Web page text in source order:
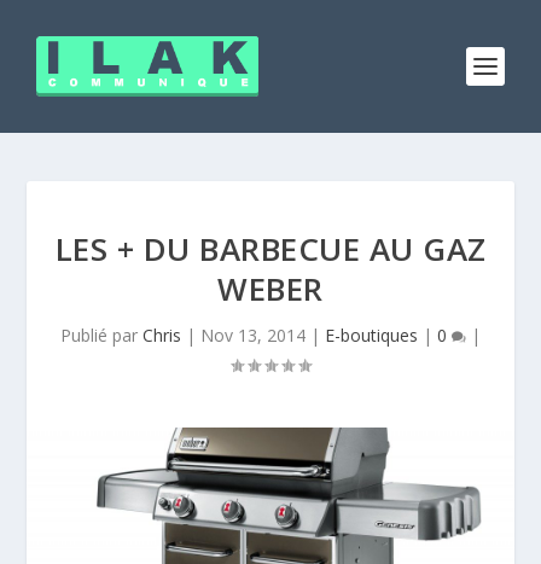
LES + DU BARBECUE AU GAZ
WEBER
Publié par Chris | Nov 13, 2014 | E-boutiques | 0 |